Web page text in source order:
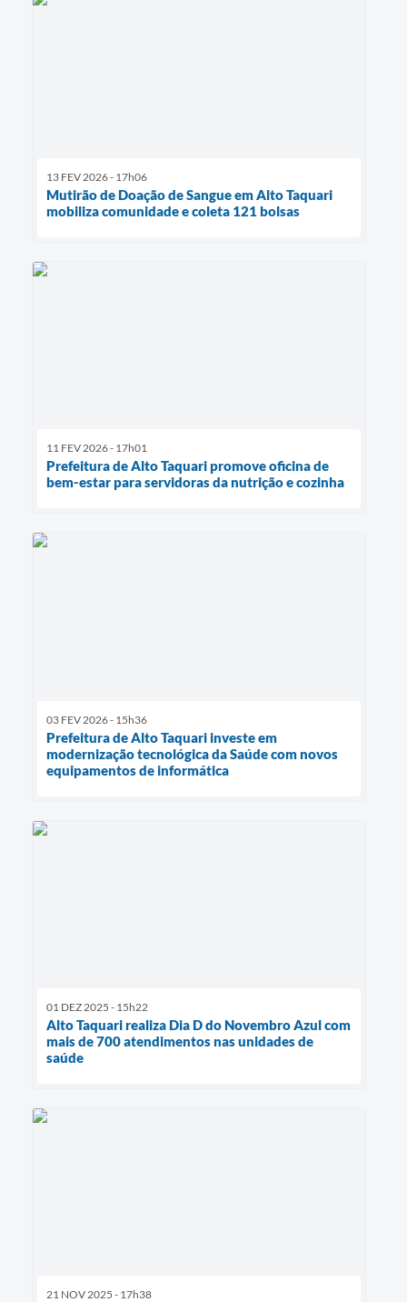
13 FEV 2026 - 17h06
Mutirão de Doação de Sangue em Alto Taquari
mobiliza comunidade e coleta 121 bolsas
11 FEV 2026 - 17h01
Prefeitura de Alto Taquari promove oficina de
bem-estar para servidoras da nutrição e cozinha
03 FEV 2026 - 15h36
Prefeitura de Alto Taquari investe em
modernização tecnológica da Saúde com novos
equipamentos de informática
01 DEZ 2025 - 15h22
Alto Taquari realiza Dia D do Novembro Azul com
mais de 700 atendimentos nas unidades de
saúde
21 NOV 2025 - 17h38